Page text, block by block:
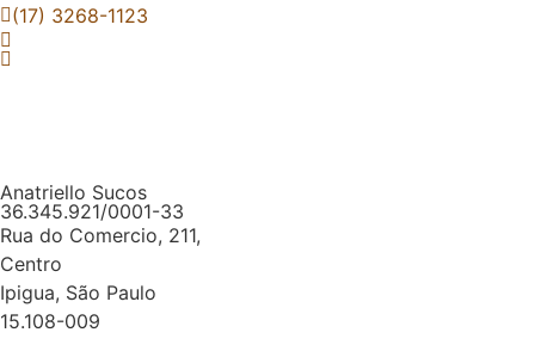
(17) 3268-1123
Anatriello Sucos
36.345.921/0001-33
Rua do Comercio, 211,
Centro
Ipigua, São Paulo
15.108-009